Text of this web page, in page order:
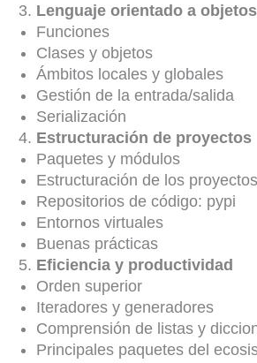
Lenguaje orientado a objetos
Funciones
Clases y objetos
Ámbitos locales y globales
Gestión de la entrada/salida
Serialización
Estructuración de proyectos
Paquetes y módulos
Estructuración de los proyectos
Repositorios de código: pypi
Entornos virtuales
Buenas prácticas
Eficiencia y productividad
Orden superior
Iteradores y generadores
Comprensión de listas y
Principales paquetes del